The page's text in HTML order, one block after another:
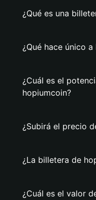
¿Qué es una
¿Qué hace único
¿Cuál es el
hopiumcoin?
¿Subirá el precio
¿La billetera de
¿Cuál es el valor